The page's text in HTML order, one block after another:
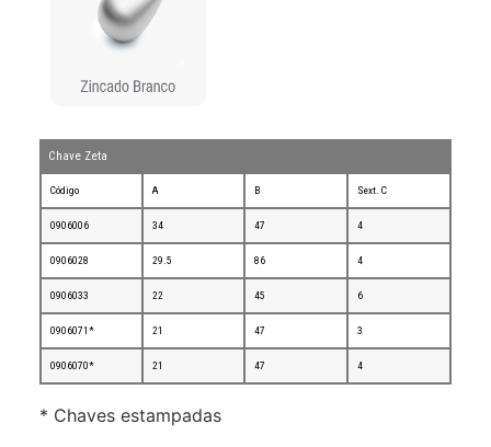
Chave Zeta
Código A B Sext. C
0906006 34 47 4
0906028 29.5 86 4
0906033 22 45 6
0906071* 21 47 3
0906070* 21 47 4
* Chaves estampadas